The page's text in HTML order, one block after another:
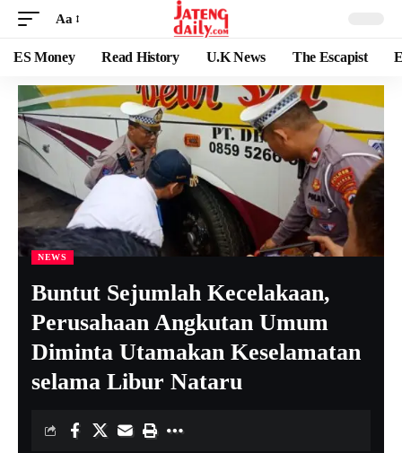
Aa
ES Money Read History U.K News The Escapist
NEWS
Buntut Sejumlah Kecelakaan,
Perusahaan Angkutan Umum
Diminta Utamakan Keselamatan
selama Libur Nataru